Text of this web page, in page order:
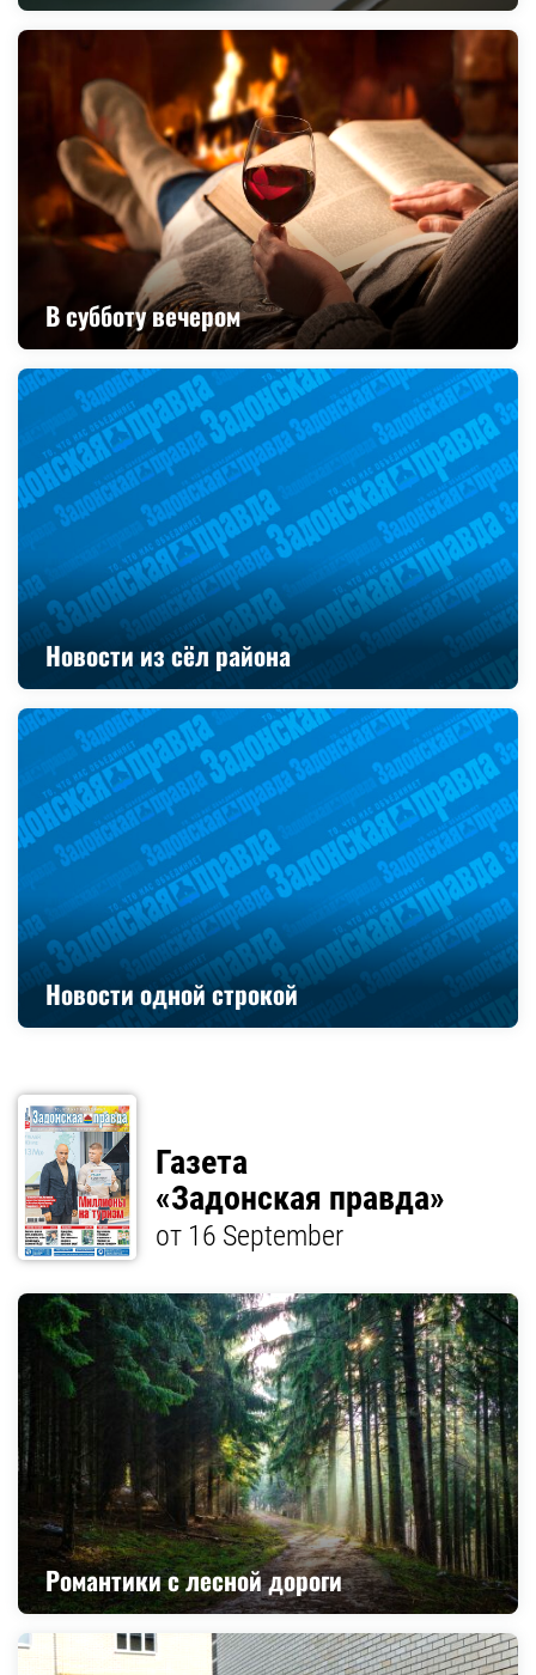
В субботу вечером
Новости из сёл района
Новости одной строкой
Газета
«Задонская правда»
от 16 September
Романтики с лесной дороги